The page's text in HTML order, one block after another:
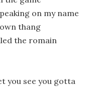
on my name
thang
the romain
you see you gotta